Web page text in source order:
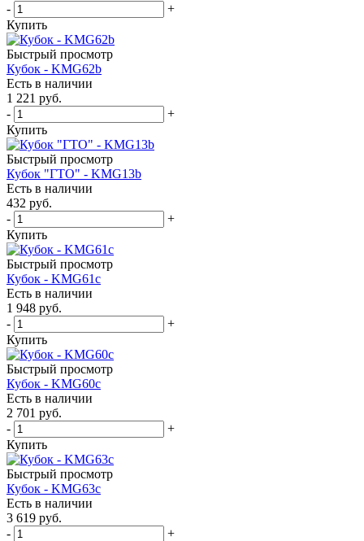
-
+
Купить
Быстрый просмотр
Кубок - KMG62b
Есть в наличии
1 221 руб.
-
+
Купить
Быстрый просмотр
Кубок "ГТО" - KMG13b
Есть в наличии
432 руб.
-
+
Купить
Быстрый просмотр
Кубок - KMG61c
Есть в наличии
1 948 руб.
-
+
Купить
Быстрый просмотр
Кубок - KMG60c
Есть в наличии
2 701 руб.
-
+
Купить
Быстрый просмотр
Кубок - KMG63c
Есть в наличии
3 619 руб.
-
+